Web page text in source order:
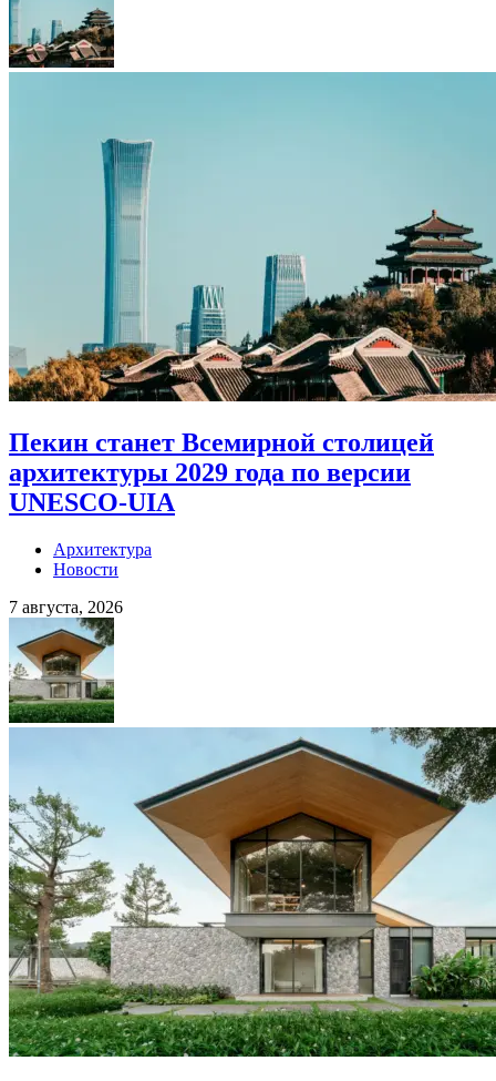
Пекин станет Всемирной столицей
архитектуры 2029 года по версии
UNESCO-UIA
Архитектура
Новости
7 августа, 2026